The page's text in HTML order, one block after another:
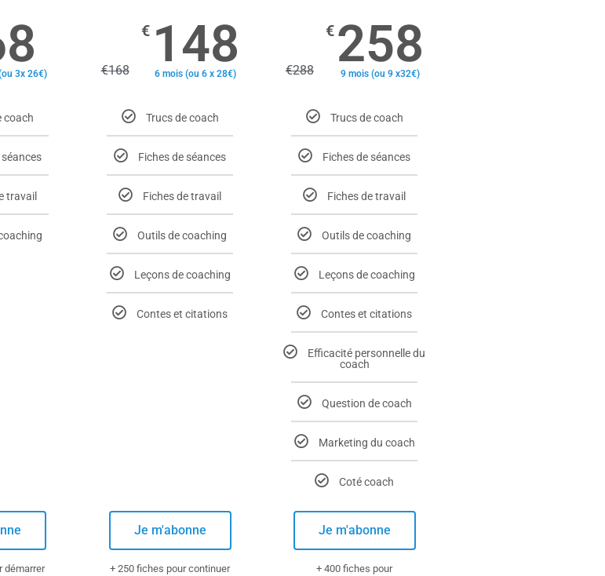
3x 26€)
coach
travail
démarrer
€168
€ 148
6 mois (ou 6 x 28€)
Trucs de coach
Fiches de séances
Fiches de travail
Outils de coaching
Leçons de coaching
Contes et citations
Je m'abonne
+ 250 fiches pour continuer
€288
€ 258
9 mois (ou 9 x32€)
Trucs de coach
Fiches de séances
Fiches de travail
Outils de coaching
Leçons de coaching
Contes et citations
Efficacité personnelle du
coach
Question de coach
Marketing du coach
Coté coach
Je m'abonne
+ 400 fiches pour